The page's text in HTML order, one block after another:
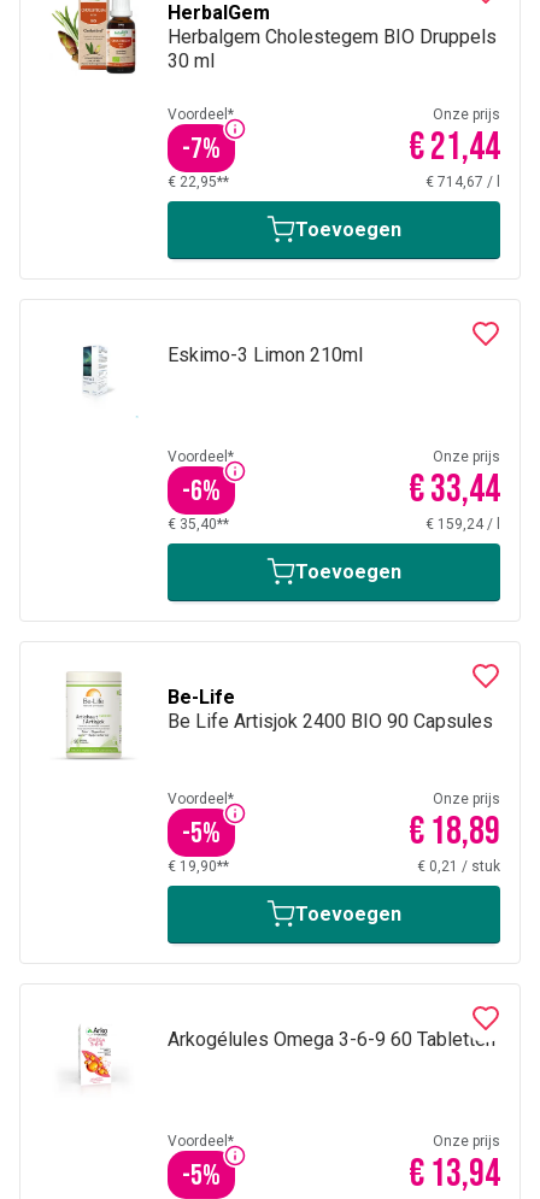
HerbalGem
Herbalgem Cholestegem BIO Druppels
30 ml
Voordeel*
-7%
Onze prijs
€ 21,44
€ 22,95** € 714,67 /
Toevoegen
Eskimo-3 Limon 210ml
Voordeel*
-6%
Onze prijs
€ 33,44
€ 35,40** € 159,24 /
Toevoegen
Be-Life
Be Life Artisjok 2400 BIO 90 Capsules
Voordeel*
-5%
Onze prijs
€ 18,89
€ 19,90** € 0,21 / stuk
Toevoegen
Arkogélules Omega 3-6-9 60 Tabletten
Voordeel*
-5%
Onze prijs
€ 13,94